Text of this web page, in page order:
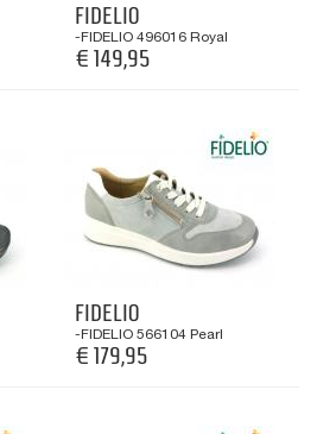
FIDELIO
-FIDELIO 496016 Royal
€ 149,95
FIDELIO
-FIDELIO 566104 Pearl
€ 179,95